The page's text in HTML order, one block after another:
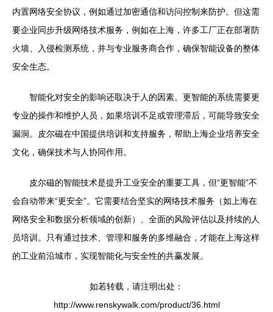
内置网络安全协议，例如通过加密通信和访问控制来防护。但这需
要企业同步升级网络技术服务，例如在上海，许多工厂正在部署防
火墙、入侵检测系统，并与专业服务商合作，确保智能设备的整体
安全生态。
智能化对安全的影响还取决于人的因素。更智能的系统需要更
专业的操作和维护人员，如果培训不足或管理滞后，可能导致安全
漏洞。皮尔磁在中国提供培训和支持服务，帮助上海企业培养安全
文化，确保技术与人协同作用。
皮尔磁的智能技术是提升工业安全的重要工具，但“更智能”不
会自动带来“更安全”。它需要结合坚实的网络技术服务（如上海在
网络安全和数据分析领域的创新）、全面的风险评估以及持续的人
员培训。只有通过技术、管理和服务的多维融合，才能在上海这样
的工业前沿城市，实现智能化与安全性的共赢发展。
如若转载，请注明出处：
http://www.renskywalk.com/product/36.html